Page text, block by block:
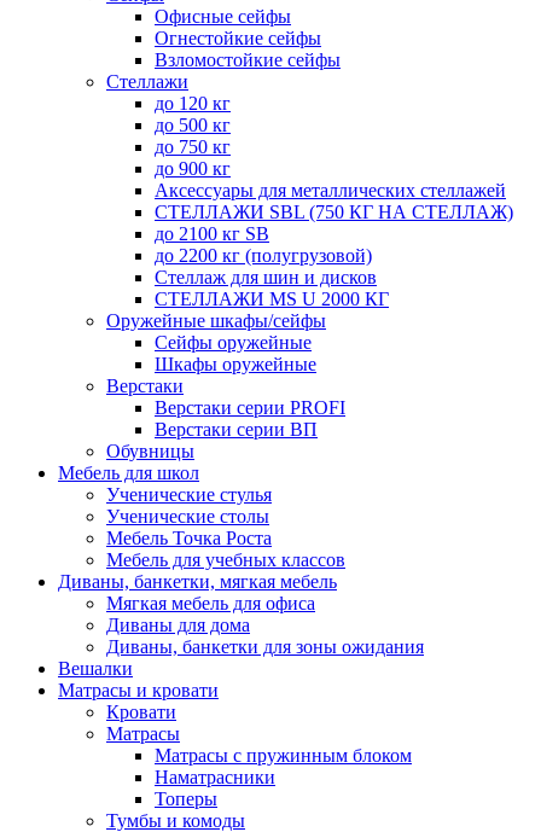
Офисные сейфы
Огнестойкие сейфы
Взломостойкие сейфы
Стеллажи
до 120 кг
до 500 кг
до 750 кг
до 900 кг
Аксессуары для металлических стеллажей
СТЕЛЛАЖИ SBL (750 КГ НА СТЕЛЛАЖ)
до 2100 кг SB
до 2200 кг (полугрузовой)
Стеллаж для шин и дисков
СТЕЛЛАЖИ MS U 2000 КГ
Оружейные шкафы/сейфы
Сейфы оружейные
Шкафы оружейные
Верстаки
Верстаки серии PROFI
Верстаки серии ВП
Обувницы
Мебель для школ
Ученические стулья
Ученические столы
Мебель Точка Роста
Мебель для учебных классов
Диваны, банкетки, мягкая мебель
Мягкая мебель для офиса
Диваны для дома
Диваны, банкетки для зоны ожидания
Вешалки
Матрасы и кровати
Кровати
Матрасы
Матрасы с пружинным блоком
Наматрасники
Топеры
Тумбы и комоды